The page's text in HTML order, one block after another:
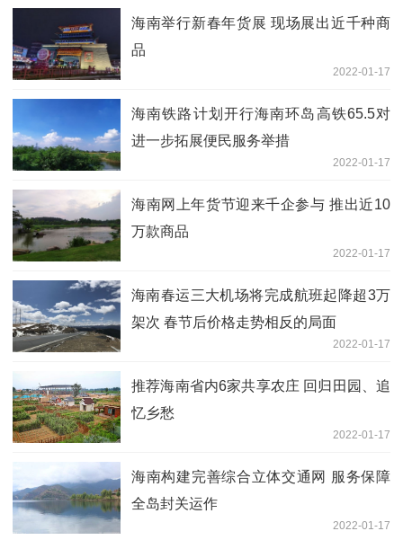
海南举行新春年货展 现场展出近千种商
品
2022-01-17
海南铁路计划开行海南环岛高铁65.5对
进一步拓展便民服务举措
2022-01-17
海南网上年货节迎来千企参与 推出近10
万款商品
2022-01-17
海南春运三大机场将完成航班起降超3万
架次 春节后价格走势相反的局面
2022-01-17
推荐海南省内6家共享农庄 回归田园、追
忆乡愁
2022-01-17
海南构建完善综合立体交通网 服务保障
全岛封关运作
2022-01-17